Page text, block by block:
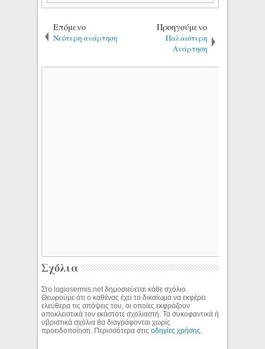
Επόμενο
Νεότερη ανάρτηση
Προηγούμενο
Παλαιότερη
Ανάρτηση
Σχόλια
Στο logiosermis.net δημοσιεύεται κάθε σχόλιο.
Θεωρούμε ότι ο καθένας έχει το δικαίωμα να εκφέρει
ελεύθερα τις απόψεις του, οι οποίες εκφράζουν
αποκλειστικά τον εκάστοτε σχολιαστή. Τα συκοφαντικά ή
υβριστικά σχόλια θα διαγράφονται χωρίς
προειδοποίηση. Περισσότερα στιςοδηγίες χρήσης.